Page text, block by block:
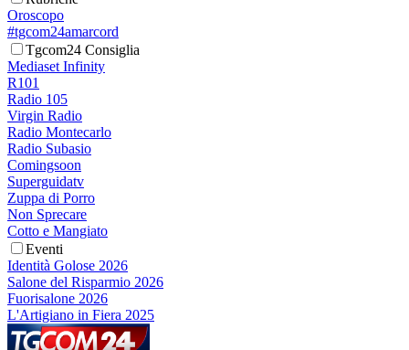
Oroscopo
#tgcom24amarcord
Tgcom24 Consiglia
Mediaset Infinity
R101
Radio 105
Virgin Radio
Radio Montecarlo
Radio Subasio
Comingsoon
Superguidatv
Zuppa di Porro
Non Sprecare
Cotto e Mangiato
Eventi
Identità Golose 2026
Salone del Risparmio 2026
Fuorisalone 2026
L'Artigiano in Fiera 2025